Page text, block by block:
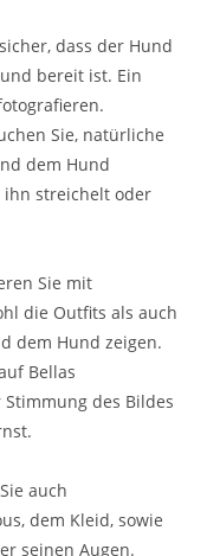
dass der Hund
bereit ist. Ein
Sie, natürliche
dem Hund
ihn streichelt oder
Sie mit
die Outfits als auch
dem Hund zeigen.
Bellas
des Bildes
auch
dem Kleid, sowie
seinen Augen.